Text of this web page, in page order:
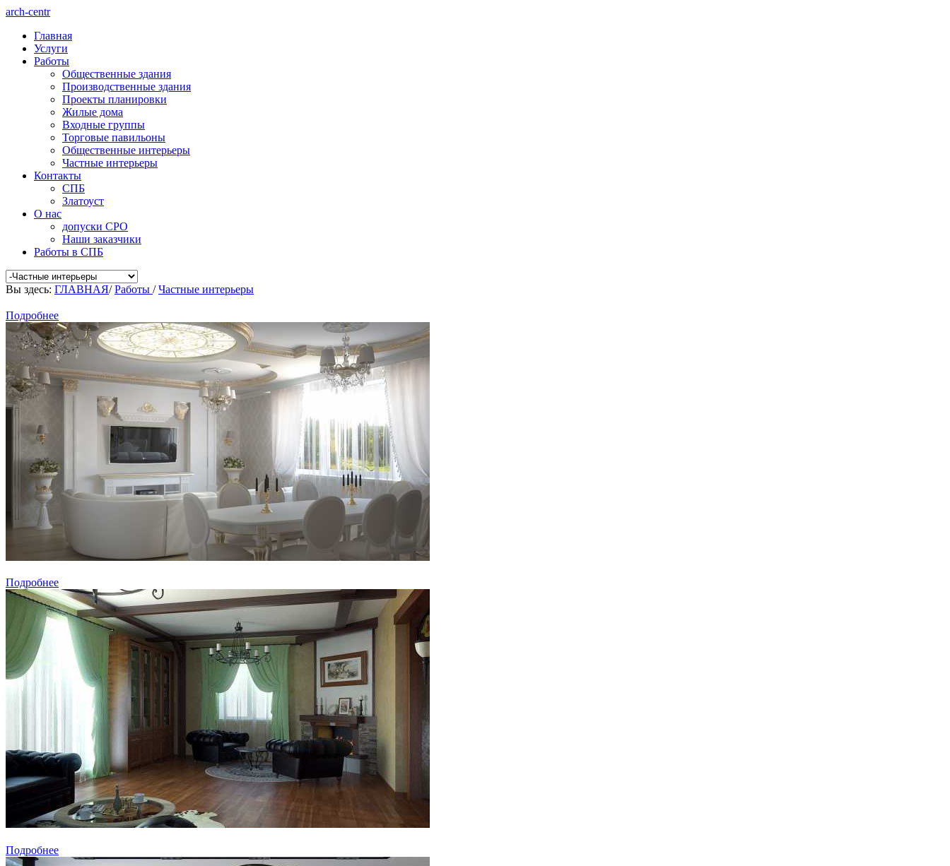
arch-centr
Главная
Услуги
Работы
Общественные здания
Производственные здания
Проекты планировки
Жилые дома
Входные группы
Торговые павильоны
Общественные интерьеры
Частные интерьеры
Контакты
СПБ
Златоуст
О нас
допуски СРО
Наши заказчики
Работы в СПБ
Вы здесь: ГЛАВНАЯ/Работы /Частные интерьеры
Подробнее
Подробнее
Подробнее